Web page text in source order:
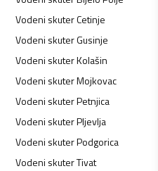
Vodeni skuterCetinje
Vodeni skuterGusinje
Vodeni skuterKolašin
Vodeni skuterMojkovac
Vodeni skuterPetnjica
Vodeni skuterPljevlja
Vodeni skuterPodgorica
Vodeni skuterTivat